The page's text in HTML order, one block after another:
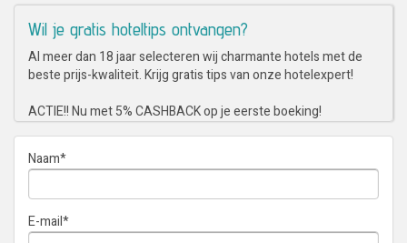
Wil je gratis hoteltips ontvangen?
Al meer dan 18 jaar selecteren wij charmante hotels met de
beste prijs-kwaliteit. Krijg gratis tips van onze hotelexpert!
ACTIE!! Nu met 5% CASHBACK op je eerste boeking!
Naam*
E-mail*